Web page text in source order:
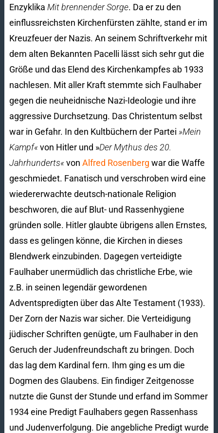
Enzyklika Mit brennender Sorge. Da er zu den
einflussreichsten Kirchenfürsten zählte, stand er im
Kreuzfeuer der Nazis. An seinem Schriftverkehr mit
dem alten Bekannten Pacelli lässt sich sehr gut die
Größe und das Elend des Kirchenkampfes ab 1933
nachlesen. Mit aller Kraft stemmte sich Faulhaber
gegen die neuheidnische Nazi-Ideologie und ihre
aggressive Durchsetzung. Das Christentum selbst
war in Gefahr. In den Kultbüchern der Partei »Mein
Kampf«von Hitler und »Der Mythus des 20.
Jahrhunderts«von Alfred Rosenberg war die Waffe
geschmiedet. Fanatisch und verschroben wird eine
wiedererwachte deutsch-nationale Religion
beschworen, die auf Blut- und Rassenhygiene
gründen solle. Hitler glaubte übrigens allen Ernstes,
dass es gelingen könne, die Kirchen in dieses
Blendwerk einzubinden. Dagegen verteidigte
Faulhaber unermüdlich das christliche Erbe, wie
z.B. in seinen legendär gewordenen
Adventspredigten über das Alte Testament (1933).
Der Zorn der Nazis war sicher. Die Verteidigung
jüdischer Schriften genügte, um Faulhaber in den
Geruch der Judenfreundschaft zu bringen. Doch
das lag dem Kardinal fern. Ihm ging es um die
Dogmen des Glaubens. Ein findiger Zeitgenosse
nutzte die Gunst der Stunde und erfand im Sommer
1934 eine Predigt Faulhabers gegen Rassenhass
und Judenverfolgung. Die angebliche Predigt wurde